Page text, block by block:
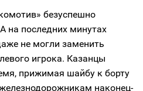
безуспешно
на последних минутах
не могли заменить
игрока. Казанцы
прижимая шайбу к борту
наконец-